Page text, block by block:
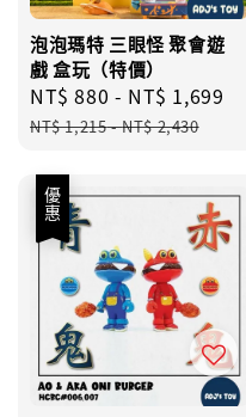
泡泡瑪特 三眼怪 聚會遊
戲 盒玩（特價）
Sale
price
NT$ 880 - NT$ 1,699
NT$ 1,215-NT$ 2,430
優惠